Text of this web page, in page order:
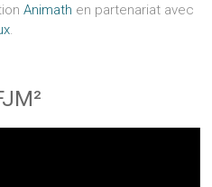
Animath en partenariat avec
.